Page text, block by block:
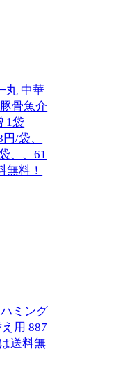
丸 中華
骨魚介
1袋
/袋、
、、61
無料！
ミング
用 887
送料無